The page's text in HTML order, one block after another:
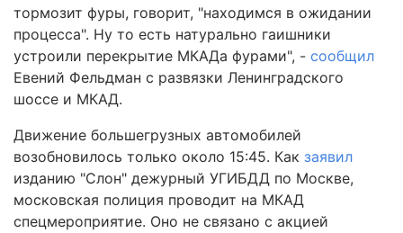
тормозит фуры, говорит, "находимся в ожидании
процесса". Ну то есть натурально гаишники
устроили перекрытие МКАДа фурами", - сообщил
Евений Фельдман с развязки Ленинградского
шоссе и МКАД.
Движение большегрузных автомобилей
возобновилось только около 15:45. Как заявил
изданию "Слон" дежурный УГИБДД по Москве,
московская полиция проводит на МКАД
спецмероприятие. Оно не связано с акцией